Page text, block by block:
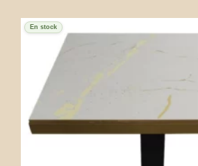
En stock